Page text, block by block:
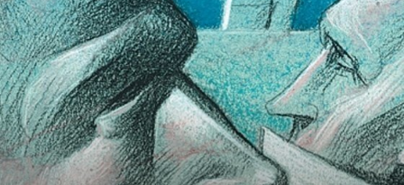
Понимаете, в чем ужас? Любая структура, любое
существо на известном эволюционном этапе ―
это может касаться компьютеров, людей,
растений ― переживает какое-то дуальное
разделение. Я не знаю, почему так происходит,
Бог так устроил, но в известный период жизни
все делится на Apple и Microsoft. Объяснить это я
не могу.